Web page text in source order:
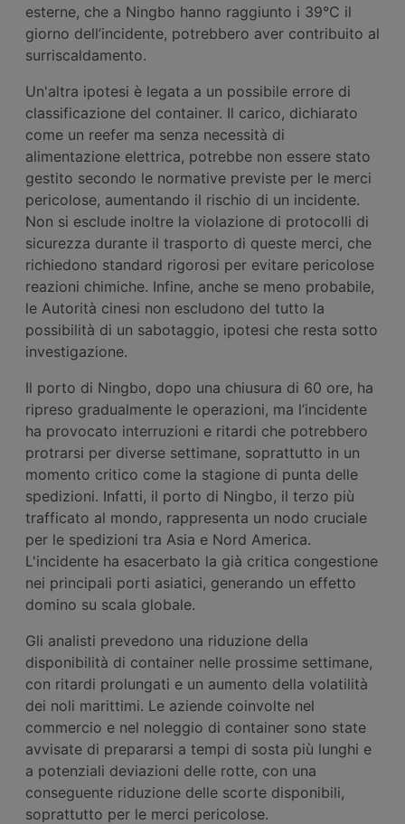
esterne, che a Ningbo hanno raggiunto i 39°C il
giorno dell’incidente, potrebbero aver contribuito al
surriscaldamento.
Un'altra ipotesi è legata a un possibile errore di
classificazione del container. Il carico, dichiarato
come un reefer ma senza necessità di
alimentazione elettrica, potrebbe non essere stato
gestito secondo le normative previste per le merci
pericolose, aumentando il rischio di un incidente.
Non si esclude inoltre la violazione di protocolli di
sicurezza durante il trasporto di queste merci, che
richiedono standard rigorosi per evitare pericolose
reazioni chimiche. Infine, anche se meno probabile,
le Autorità cinesi non escludono del tutto la
possibilità di un sabotaggio, ipotesi che resta sotto
investigazione.
Il porto di Ningbo, dopo una chiusura di 60 ore, ha
ripreso gradualmente le operazioni, ma l’incidente
ha provocato interruzioni e ritardi che potrebbero
protrarsi per diverse settimane, soprattutto in un
momento critico come la stagione di punta delle
spedizioni. Infatti, il porto di Ningbo, il terzo più
trafficato al mondo, rappresenta un nodo cruciale
per le spedizioni tra Asia e Nord America.
L'incidente ha esacerbato la già critica congestione
nei principali porti asiatici, generando un effetto
domino su scala globale.
Gli analisti prevedono una riduzione della
disponibilità di container nelle prossime settimane,
con ritardi prolungati e un aumento della volatilità
dei noli marittimi. Le aziende coinvolte nel
commercio e nel noleggio di container sono state
avvisate di prepararsi a tempi di sosta più lunghi e
a potenziali deviazioni delle rotte, con una
conseguente riduzione delle scorte disponibili,
soprattutto per le merci pericolose.